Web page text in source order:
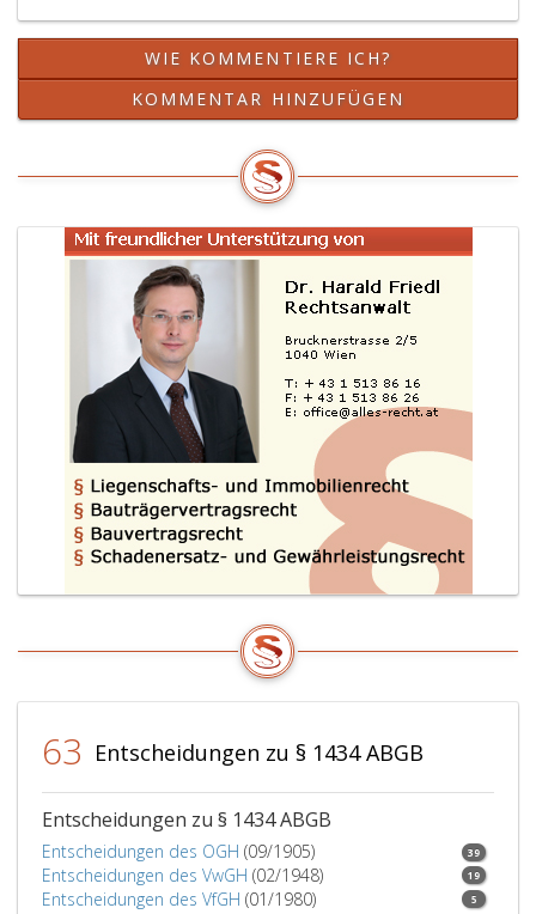
WIE KOMMENTIERE ICH?
KOMMENTAR HINZUFÜGEN
63 Entscheidungen zu § 1434 ABGB
Entscheidungen zu § 1434 ABGB
Entscheidungen des OGH (09/1905) 39
Entscheidungen des VwGH (02/1948) 19
Entscheidungen des VfGH (01/1980) 5